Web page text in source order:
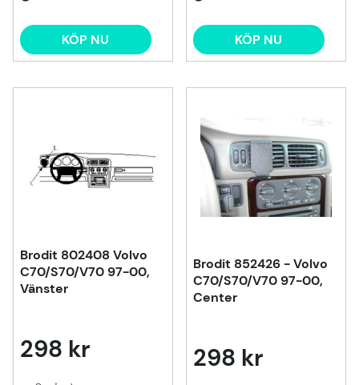
KÖP NU KÖP NU
Brodit 802408 Volvo
C70/S70/V70 97-00,
Vänster
298 kr
Brodit 852426 - Volvo
C70/S70/V70 97-00,
Center
298 kr